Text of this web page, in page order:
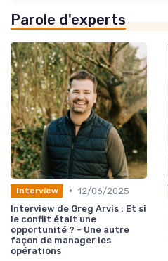
Parole d'experts
Interview • 12/06/2025
Interview de Greg Arvis : Et si
le conflit était une
opportunité ? - Une autre
façon de manager les
opérations